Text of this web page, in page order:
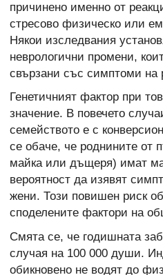
причинено именно от
стресово физическо или
Някои изследвания
неврологични промени,
свързани със симптоми на
Генетичният фактор при
значение. В повечето
семейството е с
се обаче, че роднините от
майка или дъщеря) имат
вероятност да изявят
жени. Този повишен риск
споделените фактори на
Смята се, че годишната
случая на 100 000 души.
обикновено не водят до